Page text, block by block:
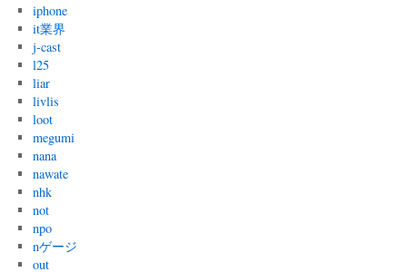
iphone
it業界
j-cast
l25
liar
livlis
loot
megumi
nana
nawate
nhk
not
npo
nゲージ
out